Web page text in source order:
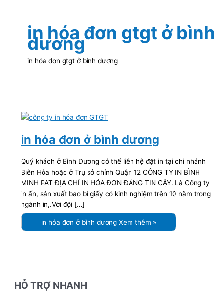
in hóa đơn gtgt ở bình
dương
in hóa đơn gtgt ở bình dương
in hóa đơn ở bình dương
Quý khách ở Bình Dương có thể liên hệ đặt in tại chi nhánh
Biên Hòa hoặc ở Trụ sở chính Quận 12 CÔNG TY IN BÌNH
MINH PAT ĐỊA CHỈ IN HÓA ĐƠN ĐÁNG TIN CẬY. Là Công ty
in ấn, sản xuất bao bì giấy có kinh nghiệm trên 10 năm trong
ngành in,.Với đội […]
in hóa đơn ở bình dươngXem thêm »
HỖ TRỢ NHANH